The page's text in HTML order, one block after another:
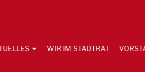
WIR IM STADTRAT